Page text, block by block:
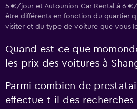
5 €/jour et Autounion Car Rental à 6
être différents en fonction du quartier
visiter et du type de voiture que vous
Quand est-ce que
les prix des voitures à
Parmi combien de
effectue-t-il des recherches